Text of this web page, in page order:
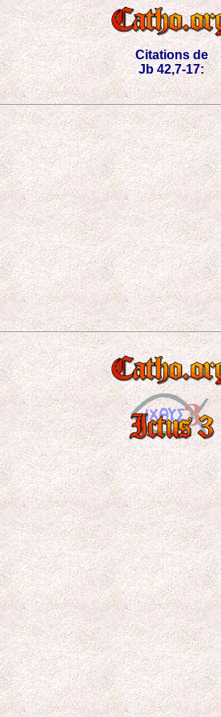
Citations de
Jb 42,7-17: